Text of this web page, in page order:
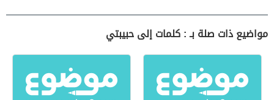
مواضيع ذات صلة بـ : كلمات إلى حبيبتي